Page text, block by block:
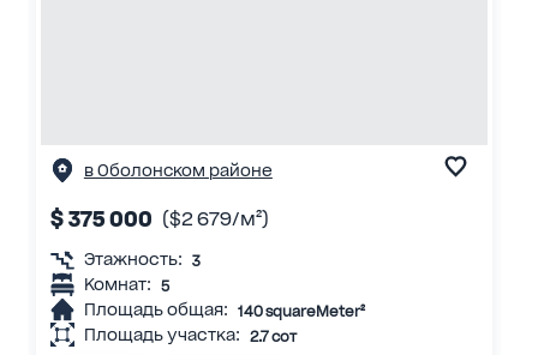
в Оболонском районе
$ 375 000 ($2 679/м²)
Этажность: 3
Комнат: 5
Площадь общая: 140 squareMeter²
Площадь участка: 2.7 сот